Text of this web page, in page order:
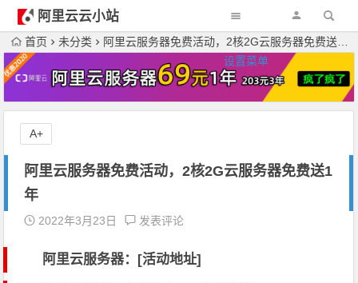
阿里云云小站
设置菜单
首页 未分类 阿里云服务器免费活动，2核2G云服务器免费送1年
阿里云服务器免费活动，2核2G云服务器免费送1
年
2022年3月23日 发表评论
阿里云服务器：[活动地址]
A+